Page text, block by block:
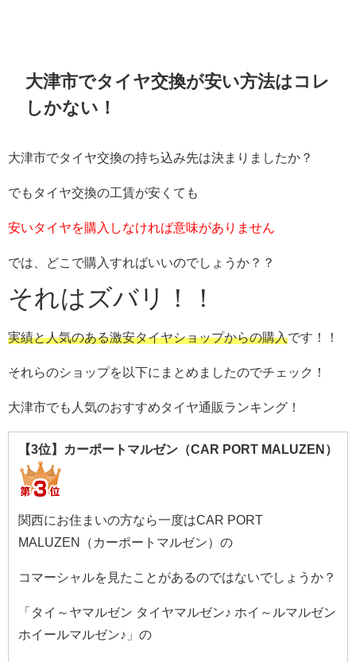
大津市でタイヤ交換が安い方法はコレ
しかない！
大津市でタイヤ交換の持ち込み先は決まりましたか？
でもタイヤ交換の工賃が安くても
安いタイヤを購入しなければ意味がありません
では、どこで購入すればいいのでしょうか？？
それはズバリ！！
実績と人気のある激安タイヤショップからの購入です！！
それらのショップを以下にまとめましたのでチェック！
大津市でも人気のおすすめタイヤ通販ランキング！
【3位】カーポートマルゼン（CAR PORT MALUZEN）
関西にお住まいの方なら一度はCAR PORT
MALUZEN（カーポートマルゼン）の
コマーシャルを見たことがあるのではないでしょうか？
「タイ～ヤマルゼン タイヤマルゼン♪ ホイ～ルマルゼン
ホイールマルゼン♪」の